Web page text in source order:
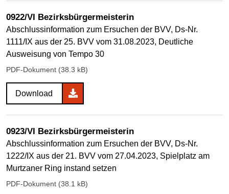
0922/VI Bezirksbürgermeisterin
Abschlussinformation zum Ersuchen der BVV, Ds-Nr.
1111/IX aus der 25. BVV vom 31.08.2023, Deutliche
Ausweisung von Tempo 30
PDF-Dokument (38.3 kB)
Download
0923/VI Bezirksbürgermeisterin
Abschlussinformation zum Ersuchen der BVV, Ds-Nr.
1222/IX aus der 21. BVV vom 27.04.2023, Spielplatz am
Murtzaner Ring instand setzen
PDF-Dokument (38.1 kB)